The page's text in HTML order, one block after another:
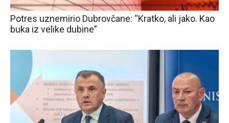
Potres uznemirio Dubrovčane: “Kratko, ali jako. Kao
buka iz velike dubine”